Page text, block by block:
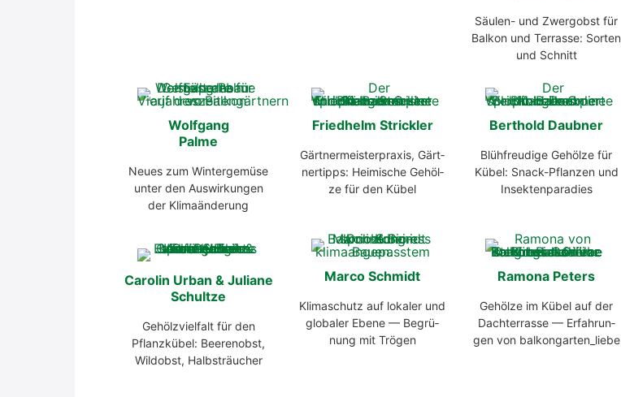
Säu­len- und Zwerg­obst für
Bal­kon und Ter­ras­se: Sor­ten
und Schnitt
Wolf­gang
Pal­me
Neu­es zum Win­ter­ge­mü­se
unter den Aus­wir­kun­gen
der Kli­ma­än­de­rung
Fried­helm Strick­ler
Gärt­ner­meis­ter­pra­xis, Gärt­
ner­tipps: Hei­mi­sche Gehöl­
ze für den Kübel
Bert­hold Daub­ner
Blüh­freu­di­ge Gehöl­ze für
Kübel: Snack-Pflan­zen und
Insek­ten­pa­ra­dies
Caro­lin Urban & Julia­ne
Schult­ze
Gehölz­viel­falt für den
Pflanz­kü­bel: Bee­ren­obst,
Wild­obst, Halb­sträu­cher
Mar­co Schmidt
Kli­ma­schutz auf loka­ler und
glo­ba­ler Ebe­ne — Begrü­
nung mit Trö­gen
Ramo­na Peters
Gehöl­ze im Kübel auf der
Dach­ter­ras­se — Erfah­run­
gen von balkongarten_liebe